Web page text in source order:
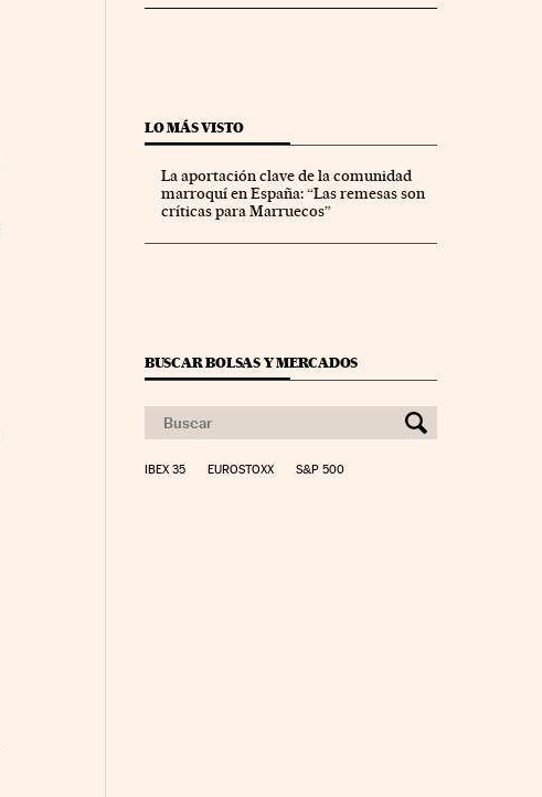
LO MÁS VISTO
La aportación clave de la comunidad
marroquí en España: “Las remesas son
críticas para Marruecos”
BUSCAR BOLSAS Y MERCADOS
IBEX 35 EUROSTOXX S&P 500